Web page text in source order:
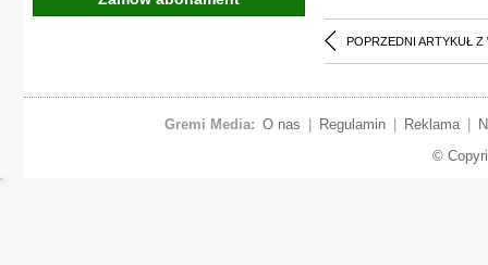
POPRZEDNI ARTYKUŁ Z
Gremi Media: O nas Regulamin Reklama
©